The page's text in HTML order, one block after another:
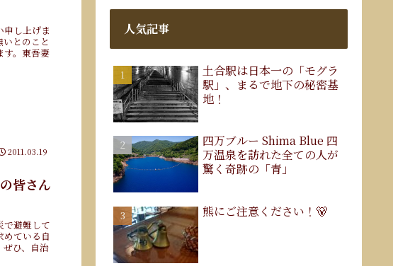
し上げま
とのこと
す。東吾妻
2011.03.19
皆さん
で避難して
ている自
ひ、自治
人気記事
土合駅は日本一の「モグラ
駅」、まるで地下の秘密基
地！
四万ブルー Shima Blue 四
万温泉を訪れた全ての人が
驚く奇跡の「青」
熊にご注意ください！🐻